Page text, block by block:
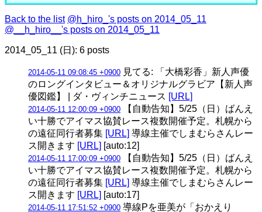
Back to the list @h_hiro_'s posts on 2014_05_11
@__h_hiro__'s posts on 2014_05_11
2014_05_11 (日): 6 posts
2014-05-11 09:08:45 +0900 見てる: 「大橋彩香」新人声優
のロングインタビュー＆オリジナルグラビア【新人声
優図鑑】 | ダ・ヴィンチニュース [URL]
2014-05-11 12:00:09 +0900 【自動告知】5/25（日）ばんえ
い十勝でアイマス協賛レース複数開催予定。札幌から
の遠征同行者募集 [URL] 導線主催でしまむらさんレー
ス開きます [URL] [auto:12]
2014-05-11 17:00:09 +0900 【自動告知】5/25（日）ばんえ
い十勝でアイマス協賛レース複数開催予定。札幌から
の遠征同行者募集 [URL] 導線主催でしまむらさんレー
ス開きます [URL] [auto:17]
2014-05-11 17:51:52 +0900 導線Pを亜美が「おかえり